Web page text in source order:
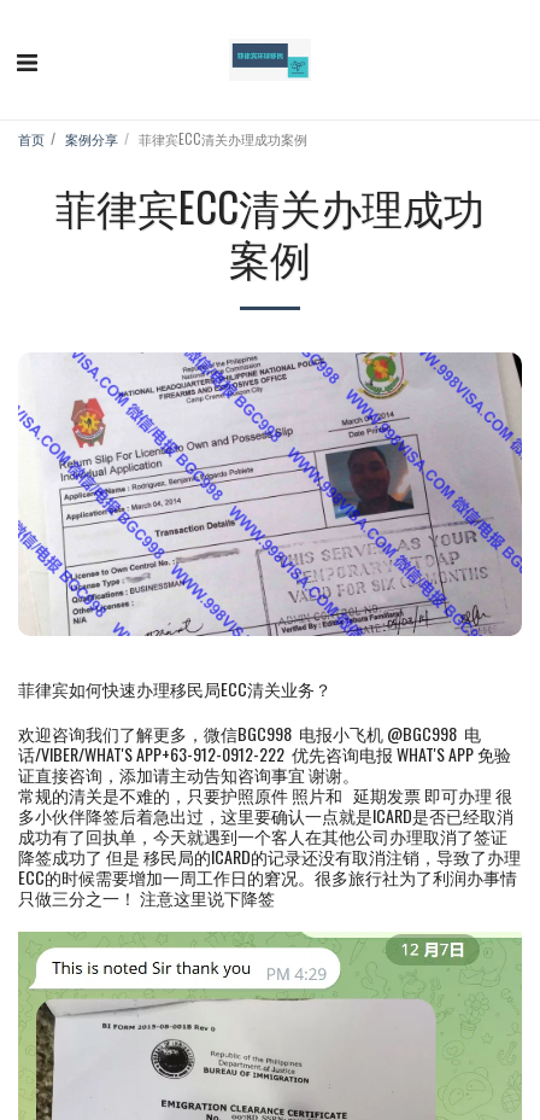
首页 案例分享 菲律宾ECC清关办理成功案例
菲律宾ECC清关办理成功
案例
菲律宾如何快速办理移民局ECC清关业务？
欢迎咨询我们了解更多，微信BGC998 电报小飞机 @BGC998 电
话/VIBER/WHAT'S APP+63-912-0912-222 优先咨询电报 WHAT'S APP 免验
证直接咨询，添加请主动告知咨询事宜 谢谢。
常规的清关是不难的，只要护照原件 照片和 延期发票 即可办理 很
多小伙伴降签后着急出过，这里要确认一点就是ICARD是否已经取消
成功有了回执单，今天就遇到一个客人在其他公司办理取消了签证
降签成功了 但是 移民局的ICARD的记录还没有取消注销，导致了办理
ECC的时候需要增加一周工作日的窘况。很多旅行社为了利润办事情
只做三分之一！ 注意这里说下降签